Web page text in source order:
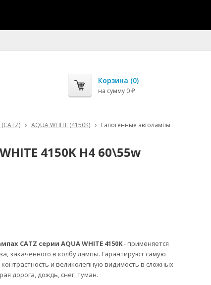
Корзина (0)
на сумму 0 ₽
AQUA WHITE (4150K)
Галогенные автолампы
4150K H4 60\55w
CATZ серии AQUA WHITE 4150K- применяется
закаченного в колбу лампы. Гарантируют самую
и великолепную видимость в сложных
дорога, дождь, снег, туман.